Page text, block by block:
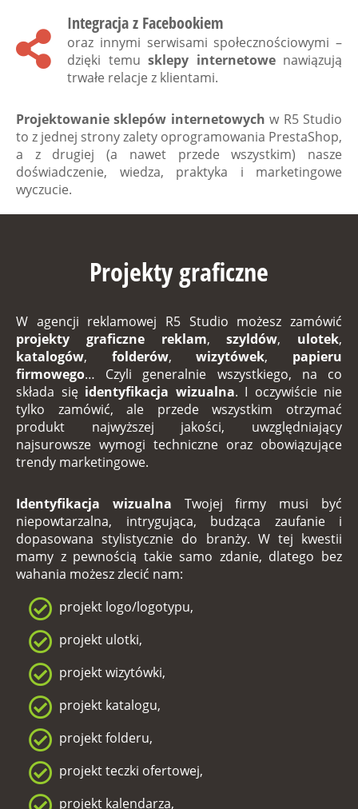
Integracja z Facebookiem
oraz innymi serwisami społecznościowymi –
dzięki temu sklepy internetowenawiązują
trwałe relacje z klientami.
Projektowanie sklepów internetowych w R5 Studio
to z jednej strony zalety oprogramowania PrestaShop,
a z drugiej (a nawet przede wszystkim) nasze
doświadczenie, wiedza, praktyka i marketingowe
wyczucie.
Projekty graficzne
W agencji reklamowej R5 Studio możesz zamówić
projekty graficzne reklam,szyldów, ulotek,
katalogów, folderów,wizytówek, papieru
firmowego… Czyli generalnie wszystkiego, na co
składa się identyfikacja wizualna. I oczywiście nie
tylko zamówić, ale przede wszystkim otrzymać
produkt najwyższej jakości, uwzględniający
najsurowsze wymogi techniczne oraz obowiązujące
trendy marketingowe.
Identyfikacja wizualna Twojej firmy musi być
niepowtarzalna, intrygująca, budząca zaufanie i
dopasowana stylistycznie do branży. W tej kwestii
mamy z pewnością takie samo zdanie, dlatego bez
wahania możesz zlecić nam:
projekt logo/logotypu,
projekt ulotki,
projekt wizytówki,
projekt katalogu,
projekt folderu,
projekt teczki ofertowej,
projekt kalendarza,